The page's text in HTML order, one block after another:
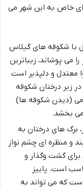
ای خاص به این شهر می
با شکوفه های گیلاس
می پوشاند، زیباترین
معتدل و دلپذیر است
زیر درختان شکوفه
(دیدن شکوفه ها)
بخشد.
برگ های درختان به
و منظره ای چشم نواز
گشت وگذار و
است. پاییز
که می تواند به